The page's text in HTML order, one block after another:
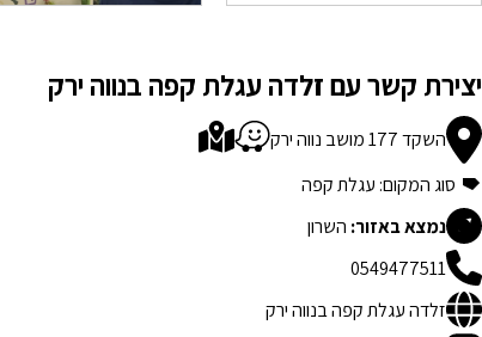
יצירת קשר עם זלדה עגלת קפה בנווה ירק
השקד 177 מושב נווה ירק
סוג המקום: עגלת קפה
נמצא באזור: השרון
0549477511
זלדה עגלת קפה בנווה ירק